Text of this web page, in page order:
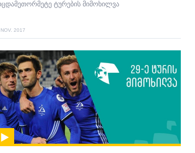
ტურების მიმოხილვა
2017